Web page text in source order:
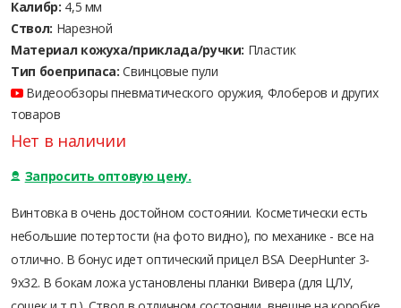
Калибр: 4,5 мм
Ствол: Нарезной
Материал кожуха/приклада/ручки: Пластик
Тип боеприпаса: Cвинцовые пули
Видеообзоры пневматического оружия, Флоберов и других
товаров
Нет в наличии
Запросить оптовую цену.
Винтовка в очень достойном состоянии. Косметически есть
небольшие потертости (на фото видно), по механике - все на
отлично. В бонус идет оптический прицел BSA DeepHunter 3-
9x32. В бокам ложа установлены планки Вивера (для ЦЛУ,